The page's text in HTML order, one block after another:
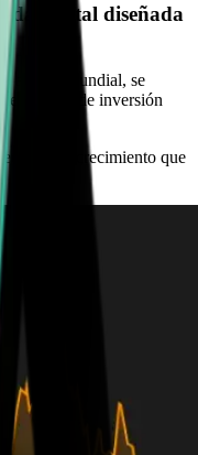
digital diseñada
a nivel mundial, se
cartera de inversión
de crecimiento que